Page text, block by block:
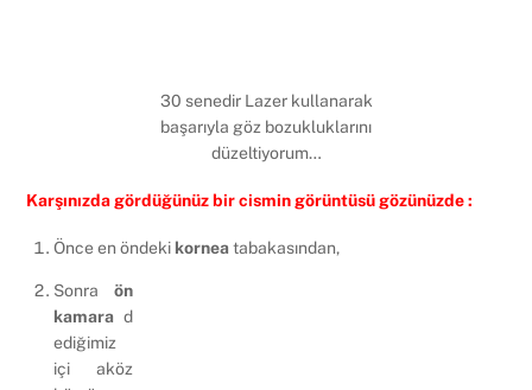
30 senedir Lazer kullanarak
başarıyla göz bozukluklarını
düzeltiyorum…
Karşınızda gördüğünüz bir cismin görüntüsü gözünüzde :
Önce en öndeki kornea tabakasından,
Sonra ön
kamara d
ediğimiz
içi aköz